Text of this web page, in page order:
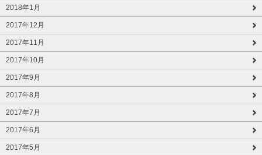
2018年1月
2017年12月
2017年11月
2017年10月
2017年9月
2017年8月
2017年7月
2017年6月
2017年5月